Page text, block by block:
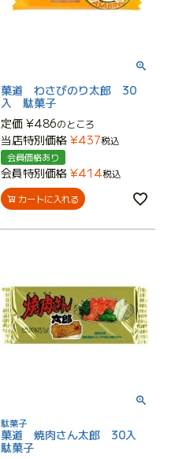
菓道 わさびのり太郎 30
入 駄菓子
定価 ¥486のところ
当店特別価格 ¥437税込
会員価格あり
会員特別価格 ¥414税込
カートに入れる
駄菓子
菓道 焼肉さん太郎 30入
駄菓子